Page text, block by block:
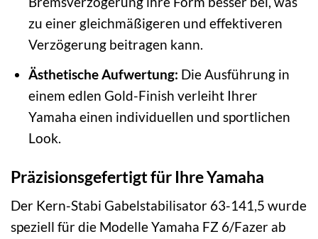
zu einer gleichmäßigeren und effektiveren
Verzögerung beitragen kann.
Ästhetische Aufwertung: Die Ausführung in
einem edlen Gold-Finish verleiht Ihrer
Yamaha einen individuellen und sportlichen
Look.
Präzisionsgefertigt für Ihre Yamaha
Der Kern-Stabi Gabelstabilisator 63-141,5 wurde
speziell für die Modelle Yamaha FZ 6/Fazer ab